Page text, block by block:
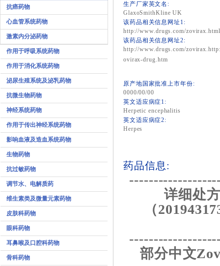
抗癌药物
心血管系统药物
激素内分泌药物
作用于呼吸系统药物
作用于消化系统药物
泌尿生殖系统及泌乳药物
抗微生物药物
神经系统药物
作用于传出神经系统药物
影响血液及造血系统药物
生物药物
抗过敏药物
调节水、电解质药
维生素类及微量元素药物
皮肤科药物
眼科药物
耳鼻喉及口腔科药物
骨科药物
生产厂家英文名:
GlaxoSmithKline UK
该药品相关信息网址1:
http://www.drugs.com/zovirax.html
该药品相关信息网址2:
http://www.drugs.com/
ovirax-drug.htm
原产地国家批准上市年份:
0000/00/00
英文适应病症1:
Herpetic encephalitis
英文适应病症2:
Herpes
药品信息:
详细处
（
部分中文